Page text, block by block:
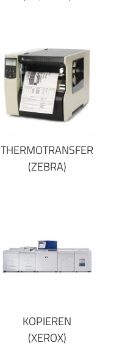
THERMOTRANSFER
(ZEBRA)
KOPIEREN
(XEROX)